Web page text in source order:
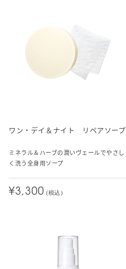
ワン・デイ＆ナイト リペアソープ
ミネラル＆ハーブの潤いヴェールでやさし
く洗う全身用ソープ
¥3,300 (税込)